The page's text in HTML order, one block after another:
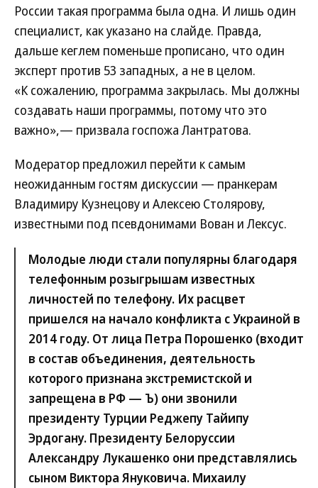
России такая программа была одна. И лишь один
специалист, как указано на слайде. Правда,
дальше кеглем поменьше прописано, что один
эксперт против 53 западных, а не в целом.
«К сожалению, программа закрылась. Мы должны
создавать наши программы, потому что это
важно»,— призвала госпожа Лантратова.
Модератор предложил перейти к самым
неожиданным гостям дискуссии — пранкерам
Владимиру Кузнецову и Алексею Столярову,
известными под псевдонимами Вован и Лексус.
Молодые люди стали популярны благодаря
телефонным розыгрышам известных
личностей по телефону. Их расцвет
пришелся на начало конфликта с Украиной в
2014 году. От лица Петра Порошенко (входит
в состав объединения, деятельность
которого признана экстремистской и
запрещена в РФ — Ъ) они звонили
президенту Турции Реджепу Тайипу
Эрдогану. Президенту Белоруссии
Александру Лукашенко они представлялись
сыном Виктора Януковича. Михаилу